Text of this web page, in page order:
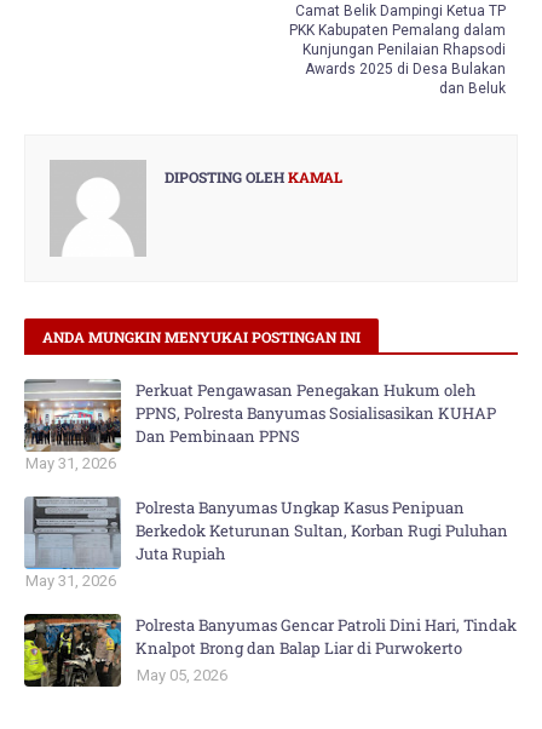
Camat Belik Dampingi Ketua TP
PKK Kabupaten Pemalang dalam
Kunjungan Penilaian Rhapsodi
Awards 2025 di Desa Bulakan
dan Beluk
DIPOSTING OLEHKAMAL
ANDA MUNGKIN MENYUKAI POSTINGAN INI
Perkuat Pengawasan Penegakan Hukum oleh
PPNS, Polresta Banyumas Sosialisasikan KUHAP
Dan Pembinaan PPNS
May 31, 2026
Polresta Banyumas Ungkap Kasus Penipuan
Berkedok Keturunan Sultan, Korban Rugi Puluhan
Juta Rupiah
May 31, 2026
Polresta Banyumas Gencar Patroli Dini Hari, Tindak
Knalpot Brong dan Balap Liar di Purwokerto
May 05, 2026